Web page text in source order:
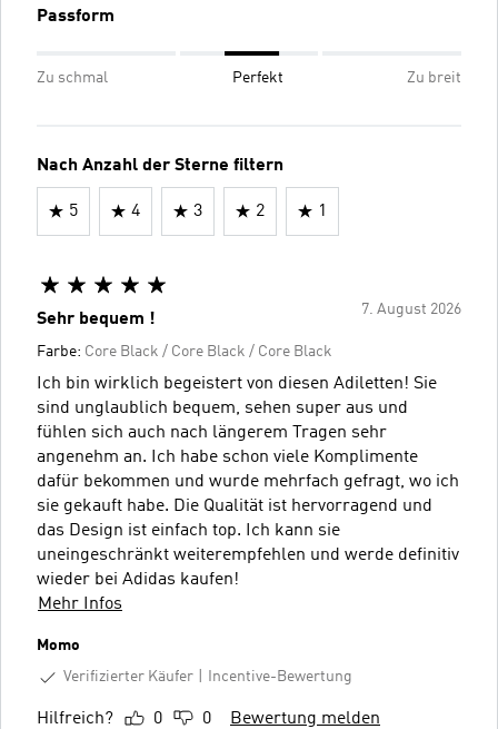
Passform
Zu schmal Perfekt Zu breit
Nach Anzahl der Sterne filtern
5 4 3 2 1
7. August 2026
Sehr bequem !
Farbe: Core Black / Core Black / Core Black
Ich bin wirklich begeistert von diesen Adiletten! Sie
sind unglaublich bequem, sehen super aus und
fühlen sich auch nach längerem Tragen sehr
angenehm an. Ich habe schon viele Komplimente
dafür bekommen und wurde mehrfach gefragt, wo ich
sie gekauft habe. Die Qualität ist hervorragend und
das Design ist einfach top. Ich kann sie
uneingeschränkt weiterempfehlen und werde definitiv
wieder bei Adidas kaufen!
Mehr Infos
Momo
Verifizierter Käufer
Incentive-Bewertung
Hilfreich? 0 0 Bewertung melden